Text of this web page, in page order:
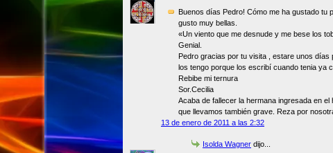
Buenos días Pedro! Cómo me ha gustado tu
gusto muy bellas.
«Un viento que me desnude y me bese los
Genial.
Pedro gracias por tu visita , estare unos días
los tengo porque los escribí cuando tenia ya
Rebibe mi ternura
Sor.Cecilia
Acaba de fallecer la hermana ingresada en
que llevamos también grave. Reza por
13 de enero de 2011 a las 2:32
Isolda Wagner dijo...